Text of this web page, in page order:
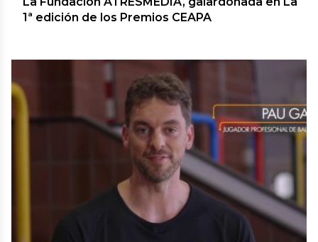
1ª edición de los Premios CEAPA